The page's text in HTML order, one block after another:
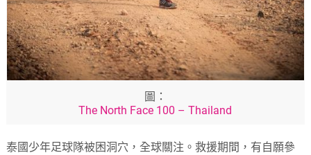
圖：
The North Face 100 – Thailand
泰國少年足球隊被困洞穴，全球關注。救援期間，有自願參